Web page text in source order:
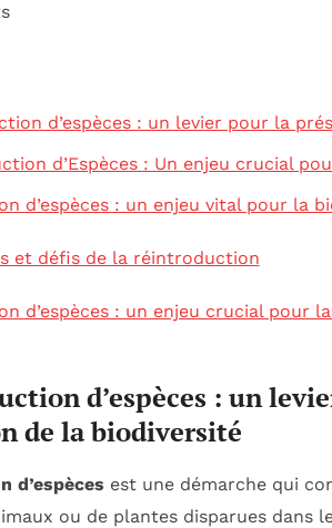
d’espèces : un levier pour la
d’Espèces : Un enjeu crucial
d’espèces : un enjeu vital pour la
et défis de la réintroduction
d’espèces : un enjeu crucial pour
d’espèces : un
de la biodiversité
d’espèces est une démarche qui
ou de plantes disparues dans